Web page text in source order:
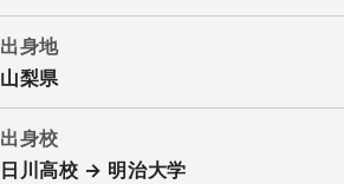
出身地
山梨県
出身校
日川高校 → 明治大学